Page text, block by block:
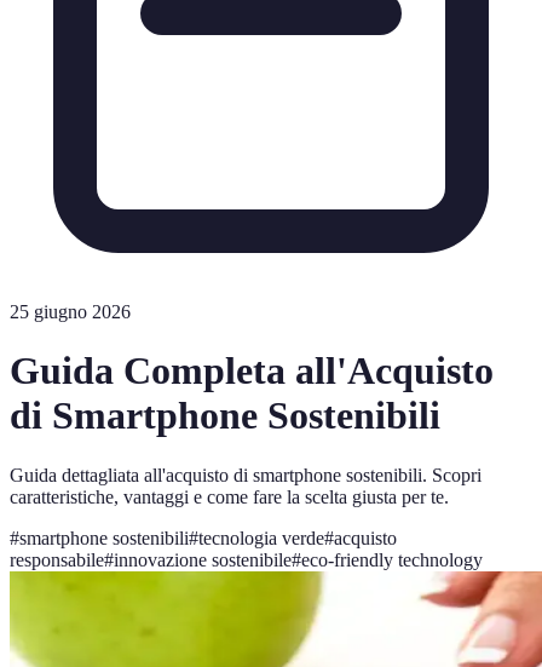
25 giugno 2026
Guida Completa all'Acquisto
di Smartphone Sostenibili
Guida dettagliata all'acquisto di smartphone sostenibili. Scopri
caratteristiche, vantaggi e come fare la scelta giusta per te.
#smartphone sostenibili#tecnologia verde#acquisto
responsabile#innovazione sostenibile#eco-friendly technology